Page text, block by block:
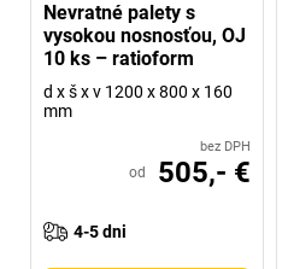
Nevratné palety s
vysokou nosnosťou, OJ
10 ks – ratioform
d x š x v 1200 x 800 x 160
mm
bez DPH
od 505,- €
4-5 dni